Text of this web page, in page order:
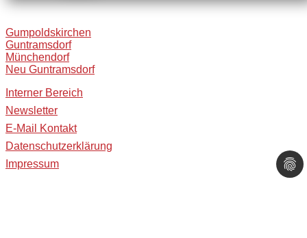
Gumpoldskirchen
Guntramsdorf
Münchendorf
Neu Guntramsdorf
Interner Bereich
Newsletter
E-Mail Kontakt
Datenschutzerklärung
Impressum